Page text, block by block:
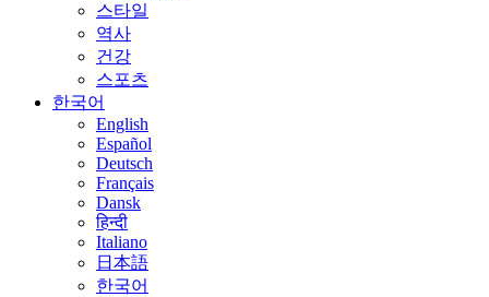
스타일
역사
건강
스포츠
한국어
English
Español
Deutsch
Français
Dansk
हिन्दी
Italiano
日本語
한국어